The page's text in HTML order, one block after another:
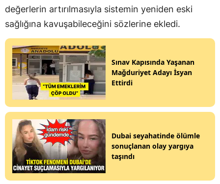
değerlerin artırılmasıyla sistemin yeniden eski
sağlığına kavuşabileceğini sözlerine ekledi.
Sınav Kapısında Yaşanan
Mağduriyet Adayı İsyan
Ettirdi
Dubai seyahatinde ölümle
sonuçlanan olay yargıya
taşındı